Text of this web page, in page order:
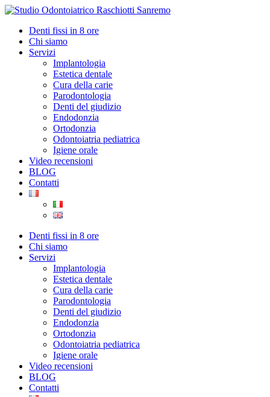
Denti fissi in 8 ore
Chi siamo
Servizi
Implantologia
Estetica dentale
Cura della carie
Parodontologia
Denti del giudizio
Endodonzia
Ortodonzia
Odontoiatria pediatrica
Igiene orale
Video recensioni
BLOG
Contatti
Denti fissi in 8 ore
Chi siamo
Servizi
Implantologia
Estetica dentale
Cura della carie
Parodontologia
Denti del giudizio
Endodonzia
Ortodonzia
Odontoiatria pediatrica
Igiene orale
Video recensioni
BLOG
Contatti